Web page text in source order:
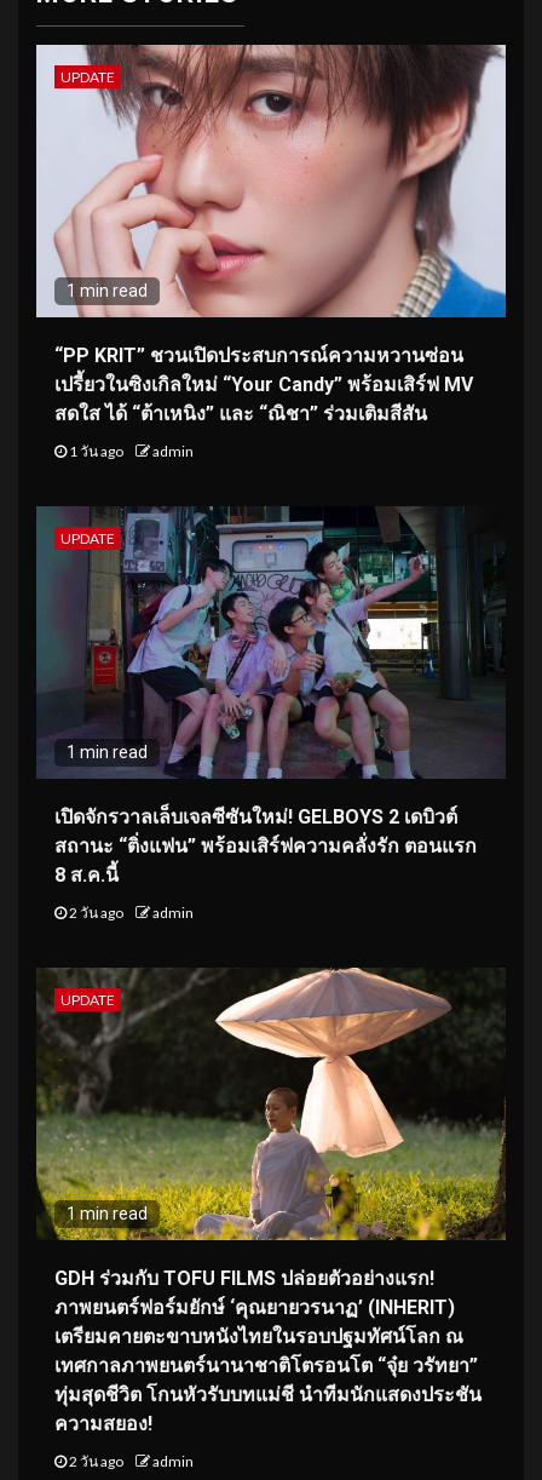
UPDATE
1 min read
“PP KRIT” ชวนเปิดประสบการณ์ความหวานซ่อน
เปรี้ยวในซิงเกิลใหม่ “Your Candy” พร้อมเสิร์ฟ MV
สดใส ได้ “ต้าเหนิง” และ “ณิชา” ร่วมเติมสีสัน
1 วัน ago admin
UPDATE
1 min read
เปิดจักรวาลเล็บเจลซีซันใหม่! GELBOYS 2 เดบิวต์
สถานะ “ติ่งแฟน” พร้อมเสิร์ฟความคลั่งรัก ตอนแรก
8 ส.ค.นี้
2 วัน ago admin
UPDATE
1 min read
GDH ร่วมกับ TOFU FILMS ปล่อยตัวอย่างแรก!
ภาพยนตร์ฟอร์มยักษ์ ‘คุณยายวรนาฏ’ (INHERIT)
เตรียมคายตะขาบหนังไทยในรอบปฐมทัศน์โลก ณ
เทศกาลภาพยนตร์นานาชาติโตรอนโต “จุ๋ย วรัทยา”
ทุ่มสุดชีวิต โกนหัวรับบทแม่ชี นำทีมนักแสดงประชัน
ความสยอง!
2 วัน ago admin